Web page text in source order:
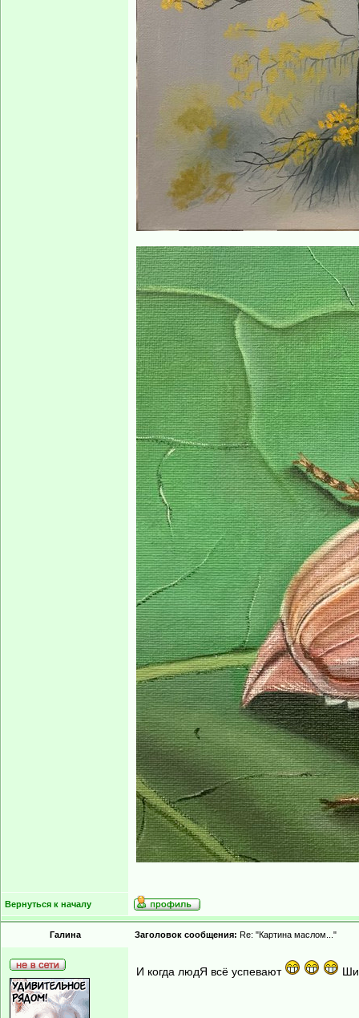
Вернуться к началу
Гaлинa Заголовок сообщения: Re: "Картина маслом..."
И когда людЯ всё успевают